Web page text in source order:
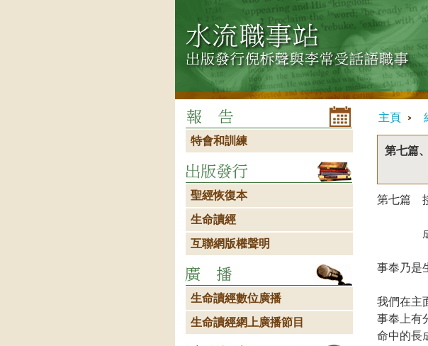
主頁
第七篇
第七篇
成全
事奉乃是
我們在主
事奉上有
命中的長
特會和訓練
聖經恢復本
生命讀經
互聯網版權聲明
生命讀經數位廣播
生命讀經網上廣播節目